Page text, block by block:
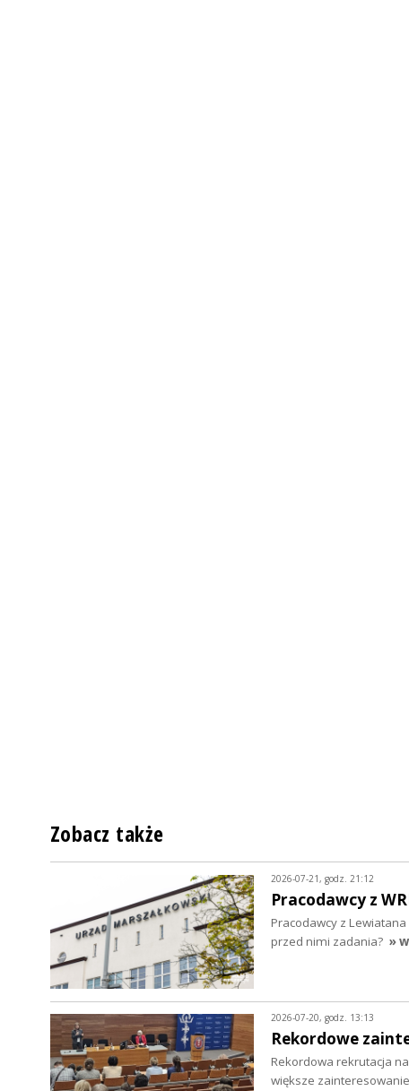
Zobacz także
2026-07-21, godz. 21:12
Pracodawcy z
Pracodawcy z
przed nimi zadania? »
2026-07-20, godz. 13:13
Rekordowe
Rekordowa rekrutacja
większe